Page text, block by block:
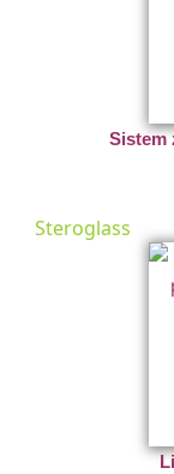
Sistem
Steroglass